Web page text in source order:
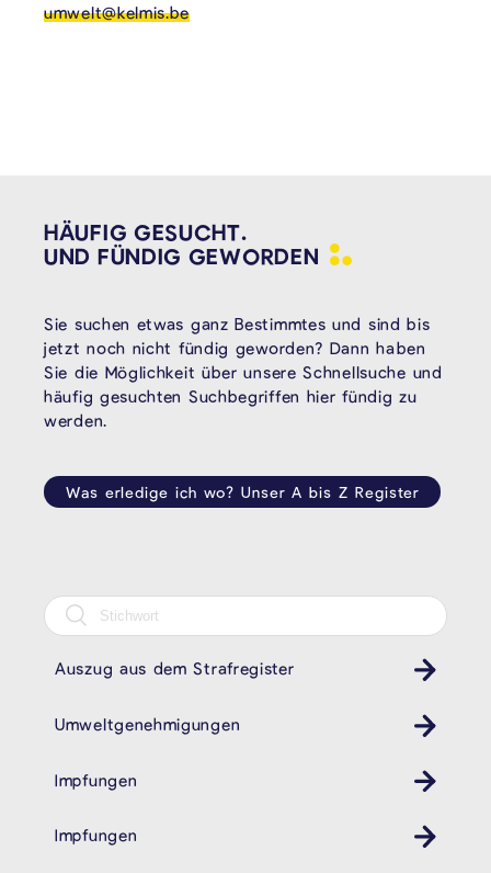
umwelt@kelmis.be
HÄUFIG GESUCHT.
UND FÜNDIG GEWORDEN
Sie suchen etwas ganz Bestimmtes und sind bis
jetzt noch nicht fündig geworden? Dann haben
Sie die Möglichkeit über unsere Schnellsuche und
häufig gesuchten Suchbegriffen hier fündig zu
werden.
Was erledige ich wo? Unser A bis Z Register
Auszug aus dem Strafregister
Umweltgenehmigungen
Impfungen
Gesundheit
Impfungen
Gesundheit